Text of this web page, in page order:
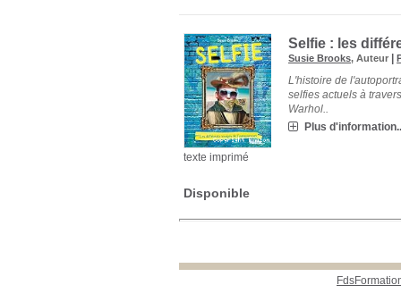
texte imprimé
Selfie : les
Susie Brooks, Auteur |
L'histoire de
selfies actuels à
Warhol..
Plus
Disponible